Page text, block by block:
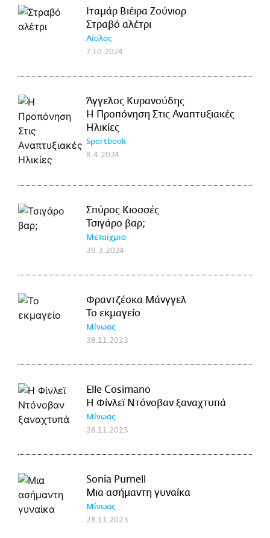
Ιταμάρ Βιέιρα Ζούνιορ
Στραβό αλέτρι
Αίολος
7.10.2024
Άγγελος Κυρανούδης
Η Προπόνηση Στις Αναπτυξιακές
Ηλικίες
Sportbook
8.4.2024
Σπύρος Κιοσσές
Τσιγάρο βαρ;
Μεταίχμιο
29.3.2024
Φραντζέσκα Μάνγγελ
Το εκμαγείο
Μίνωας
28.11.2023
Elle Cosimano
Η Φίνλεϊ Ντόνοβαν ξαναχτυπά
Μίνωας
28.11.2023
Sonia Purnell
Μια ασήμαντη γυναίκα
Μίνωας
28.11.2023